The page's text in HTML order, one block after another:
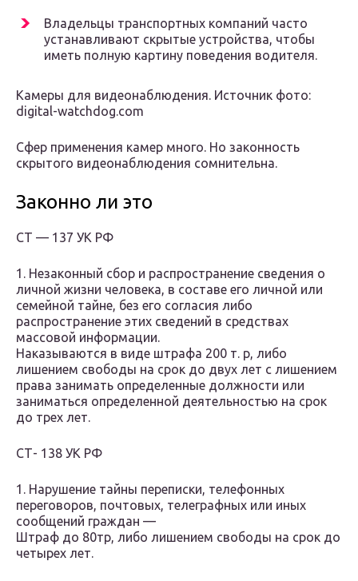
Владельцы транспортных компаний часто
устанавливают скрытые устройства, чтобы
иметь полную картину поведения водителя.
Камеры для видеонаблюдения. Источник фото:
digital-watchdog.com
Сфер применения камер много. Но законность
скрытого видеонаблюдения сомнительна.
Законно ли это
СТ — 137 УК РФ
1. Незаконный сбор и распространение сведения о
личной жизни человека, в составе его личной или
семейной тайне, без его согласия либо
распространение этих сведений в средствах
массовой информации.
Наказываются в виде штрафа 200 т. р, либо
лишением свободы на срок до двух лет с лишением
права занимать определенные должности или
заниматься определенной деятельностью на срок
до трех лет.
СТ- 138 УК РФ
1. Нарушение тайны переписки, телефонных
переговоров, почтовых, телеграфных или иных
сообщений граждан —
Штраф до 80тр, либо лишением свободы на срок до
четырех лет.